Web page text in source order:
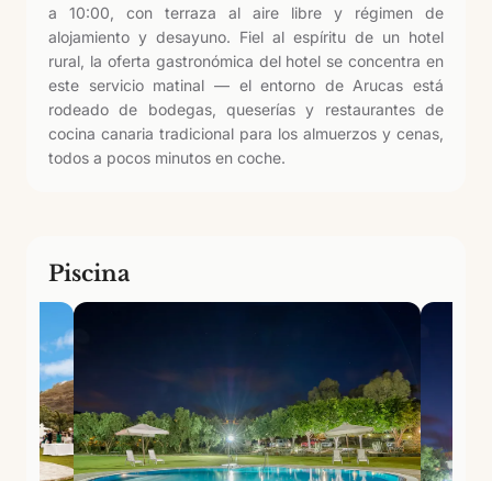
a 10:00, con terraza al aire libre y régimen de
alojamiento y desayuno. Fiel al espíritu de un hotel
rural, la oferta gastronómica del hotel se concentra en
este servicio matinal — el entorno de Arucas está
rodeado de bodegas, queserías y restaurantes de
cocina canaria tradicional para los almuerzos y cenas,
todos a pocos minutos en coche.
Piscina